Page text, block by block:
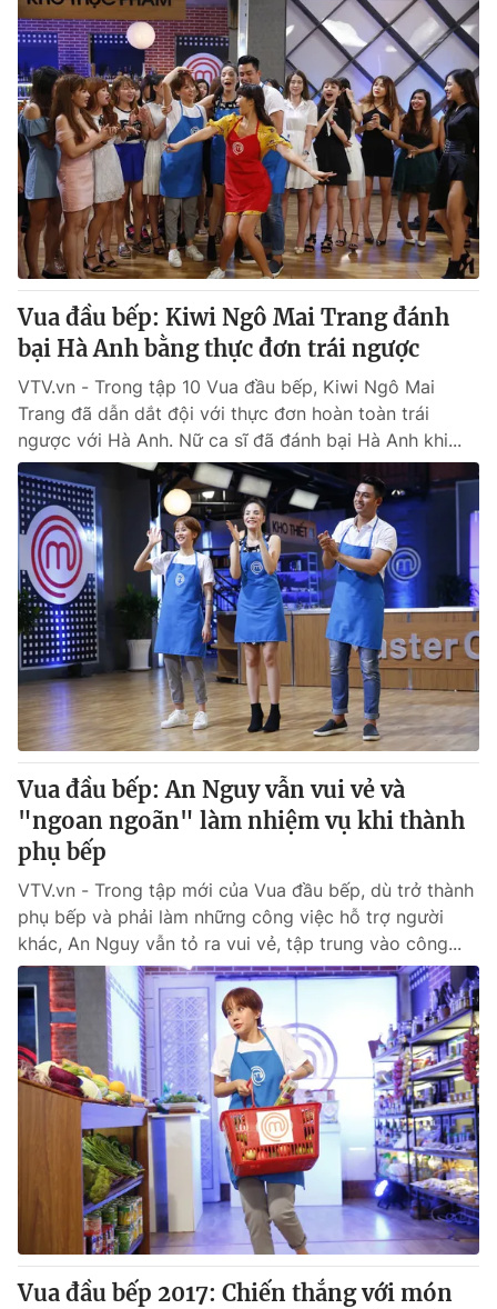
Video Shorts video
VTV Money VTV Thể thao
VTV Sức khoẻ Bất động sản
Thị trường 24h Tấm lòng Việt
VTV4 Vươn mình bằng AI
VTV9 VTV8
Liên hệ tòa soạn English
THỜI BÁO VTV
Theo dõi báo trên
Cơ quan chủ quản: Đài Truyền hình Việt Nam
Cơ quan báo chí:Thời báo VTV
Giấy phép hoạt động báo in và báo điện tử số 483/GP-BTTTT
cấp ngày 29/12/2023
Tổng Biên tập:Vũ Thanh Thủy
Phó Tổng Biên tập: Nguyễn Thị Mỹ Hạnh, Phạm Quốc Thắng,
Nguyễn Trọng Ninh
Tổng đài VTV:
Ðiện thoại Thời báo VTV:
024.66 897 897
Email: toasoan@vtv.vn
Liên hệ quảng cáo:024-7300.7108
® Cấm sao chép dưới mọi hình thức nếu không có sự chấp
thuận bằng văn bản. Ghi rõ nguồn VTV.vn khi phát hành lại
thông tin từ website này.
Vua đầu bếp: Kiwi Ngô Mai Trang đánh
bại Hà Anh bằng thực đơn trái ngược
VTV.vn - Trong tập 10 Vua đầu bếp, Kiwi Ngô Mai
Trang đã dẫn dắt đội với thực đơn hoàn toàn trái
ngược với Hà Anh. Nữ ca sĩ đã đánh bại Hà Anh khi...
Vua đầu bếp: An Nguy vẫn vui vẻ và
"ngoan ngoãn" làm nhiệm vụ khi thành
phụ bếp
VTV.vn - Trong tập mới của Vua đầu bếp, dù trở thành
phụ bếp và phải làm những công việc hỗ trợ người
khác, An Nguy vẫn tỏ ra vui vẻ, tập trung vào công...
Vua đầu bếp 2017: Chiến thắng với món